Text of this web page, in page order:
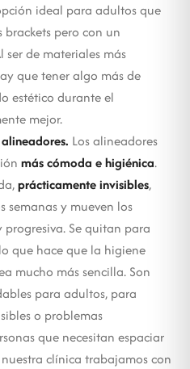
ideal para adultos que
pero con un
ser de materiales más
que tener algo más de
estético durante el
mejor.
Los alineadores
más cómoda e higiénica.
prácticamente invisibles,
semanas y mueven los
Se quitan para
que hace que la higiene
mucho más sencilla. Son
para adultos, para
o problemas
que necesitan espaciar
clínica trabajamos con